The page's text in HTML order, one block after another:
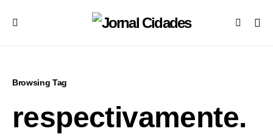
Browsing Tag
respectivamente.